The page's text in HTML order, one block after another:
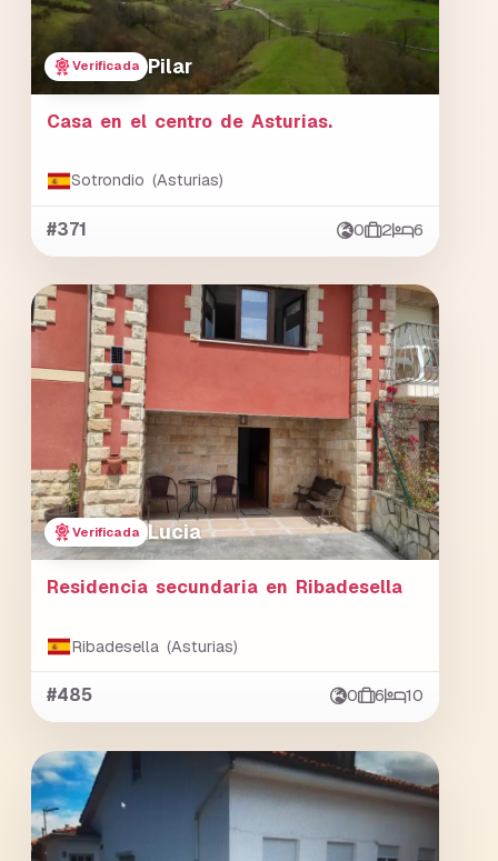
Verificada Pilar
Casa en el centro de Asturias.
Sotrondio (Asturias)
#371 0 2 6
Verificada Lucia
Residencia secundaria en Ribadesella
Ribadesella (Asturias)
#485 0 6 10